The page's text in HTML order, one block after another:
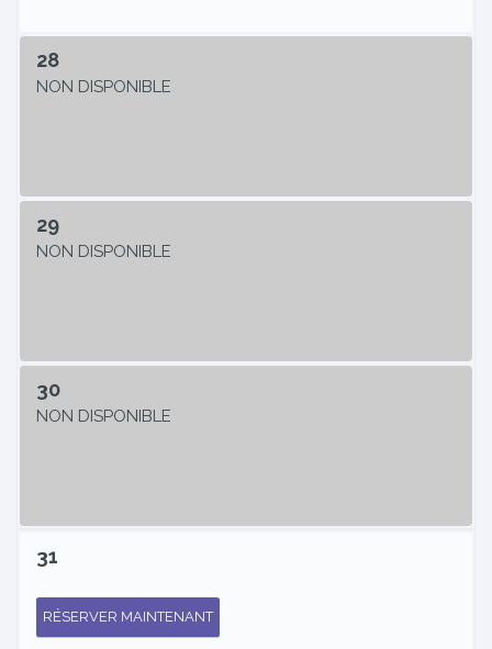
28
NON DISPONIBLE
29
NON DISPONIBLE
30
NON DISPONIBLE
31
RÉSERVER MAINTENANT